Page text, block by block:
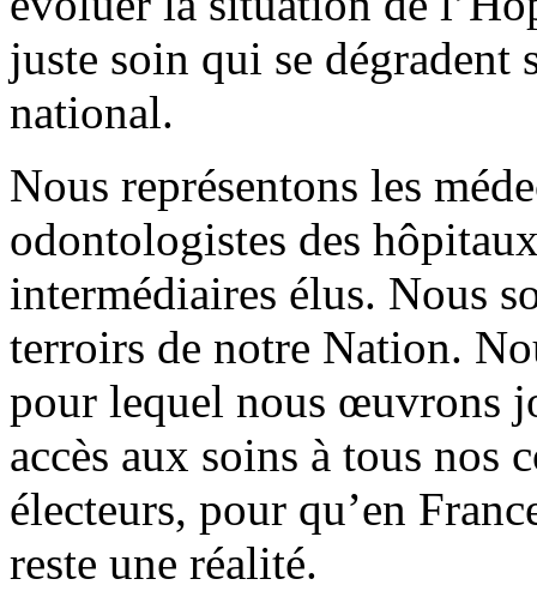
juste soin qui se dégradent
national.
Nous représentons les
odontologistes des
intermédiaires élus. Nous
terroirs de notre Nation.
pour lequel nous œuvrons
accès aux soins à tous nos
électeurs, pour qu’en
reste une réalité.